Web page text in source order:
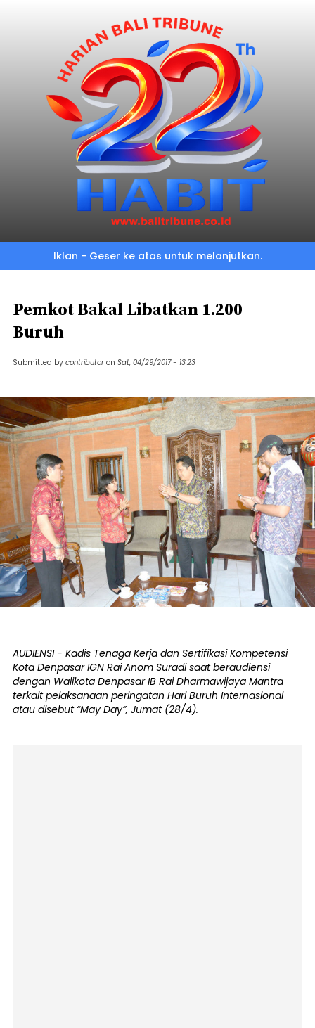
Iklan - Geser ke atas untuk melanjutkan.
Pemkot Bakal Libatkan 1.200
Buruh
Submitted by contributor on Sat, 04/29/2017 - 13:23
AUDIENSI - Kadis Tenaga Kerja dan Sertifikasi Kompetensi
Kota Denpasar IGN Rai Anom Suradi saat beraudiensi
dengan Walikota Denpasar IB Rai Dharmawijaya Mantra
terkait pelaksanaan peringatan Hari Buruh Internasional
atau disebut “May Day”, Jumat (28/4).